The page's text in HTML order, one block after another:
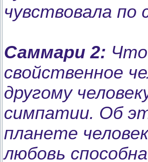
чувствовала
Саммари 2:
свойственное
другому
симпатии. Об
планете
любовь